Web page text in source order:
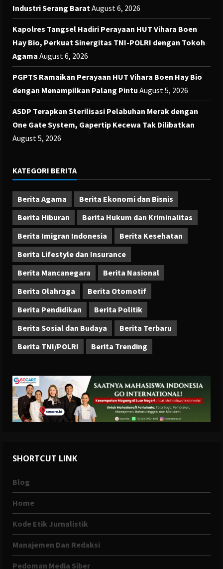
Industri Serang Barat August 6, 2026
Kapolres Tangsel Hadiri Perayaan HUT Vihara Boen
Hay Bio, Perkuat Sinergitas TNI-POLRI dengan Tokoh
Agama August 6, 2026
PGPTS Ramaikan Perayaan HUT Vihara Boen Hay Bio
dengan Menampilkan Palang Pintu August 5, 2026
ASDP Terapkan Sterilisasi Pelabuhan Merak dengan
One Gate System, Gapertip Kecewa Tak Dilibatkan
August 5, 2026
KATEGORI BERITA
Berita Agama
Berita Ekonomi dan Bisnis
Berita Hiburan
Berita Hukum dan Kriminalitas
Berita Imigran Indonesia
Berita Kesehatan
Berita Lifestyle dan Insurance
Berita Mancanegara
Berita Nasional
Berita Olahraga
Berita Otomotif
Berita Pendidikan
Berita Politik
Berita Sosial dan Budaya
Berita Terbaru
Berita TNI/POLRI
Berita Trending
SHORTCUT LINK
Blog
Home
Kode Etik Jurnalistik
Manajemen Dan Redaksi
Pedoman Media Siber